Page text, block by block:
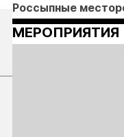
Россыпные
МЕРОПРИЯТИЯ